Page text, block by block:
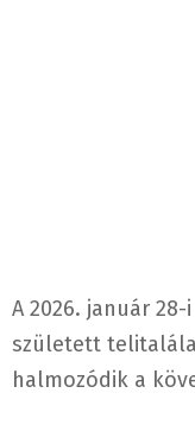
A 2026. január
született
halmozódik a